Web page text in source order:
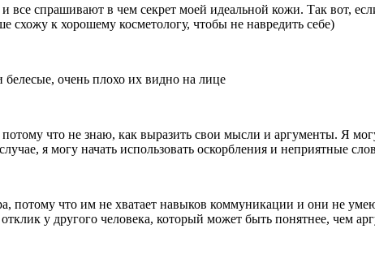
все спрашивают в чем секрет моей идеальной кожи. Так вот,
схожу к хорошему косметологу, чтобы не навредить себе)
очень плохо их видно на лице
что не знаю, как выразить свои мысли и аргументы. Я
я могу начать использовать оскорбления и неприятные
потому что им не хватает навыков коммуникации и они не
у другого человека, который может быть понятнее, чем